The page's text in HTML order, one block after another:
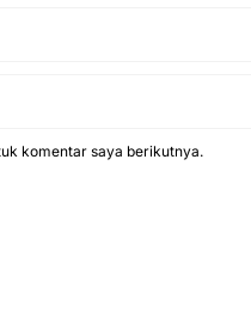
komentar saya berikutnya.